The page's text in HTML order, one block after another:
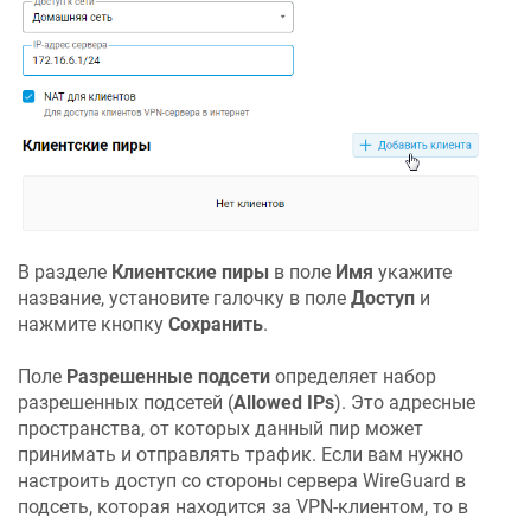
В разделе Клиентские пиры в поле Имя укажите
название, установите галочку в поле Доступ и
нажмите кнопку Сохранить.
Поле Разрешенные подсети определяет набор
разрешенных подсетей (Allowed IPs). Это адресные
пространства, от которых данный пир может
принимать и отправлять трафик. Если вам нужно
настроить доступ со стороны сервера WireGuard в
подсеть, которая находится за VPN-клиентом, то в